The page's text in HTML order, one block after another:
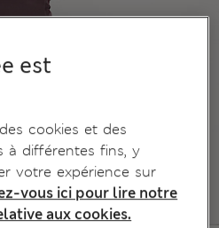
est
cookies et des
à différentes fins, y
votre expérience sur
vous ici pour lire notre
aux cookies.